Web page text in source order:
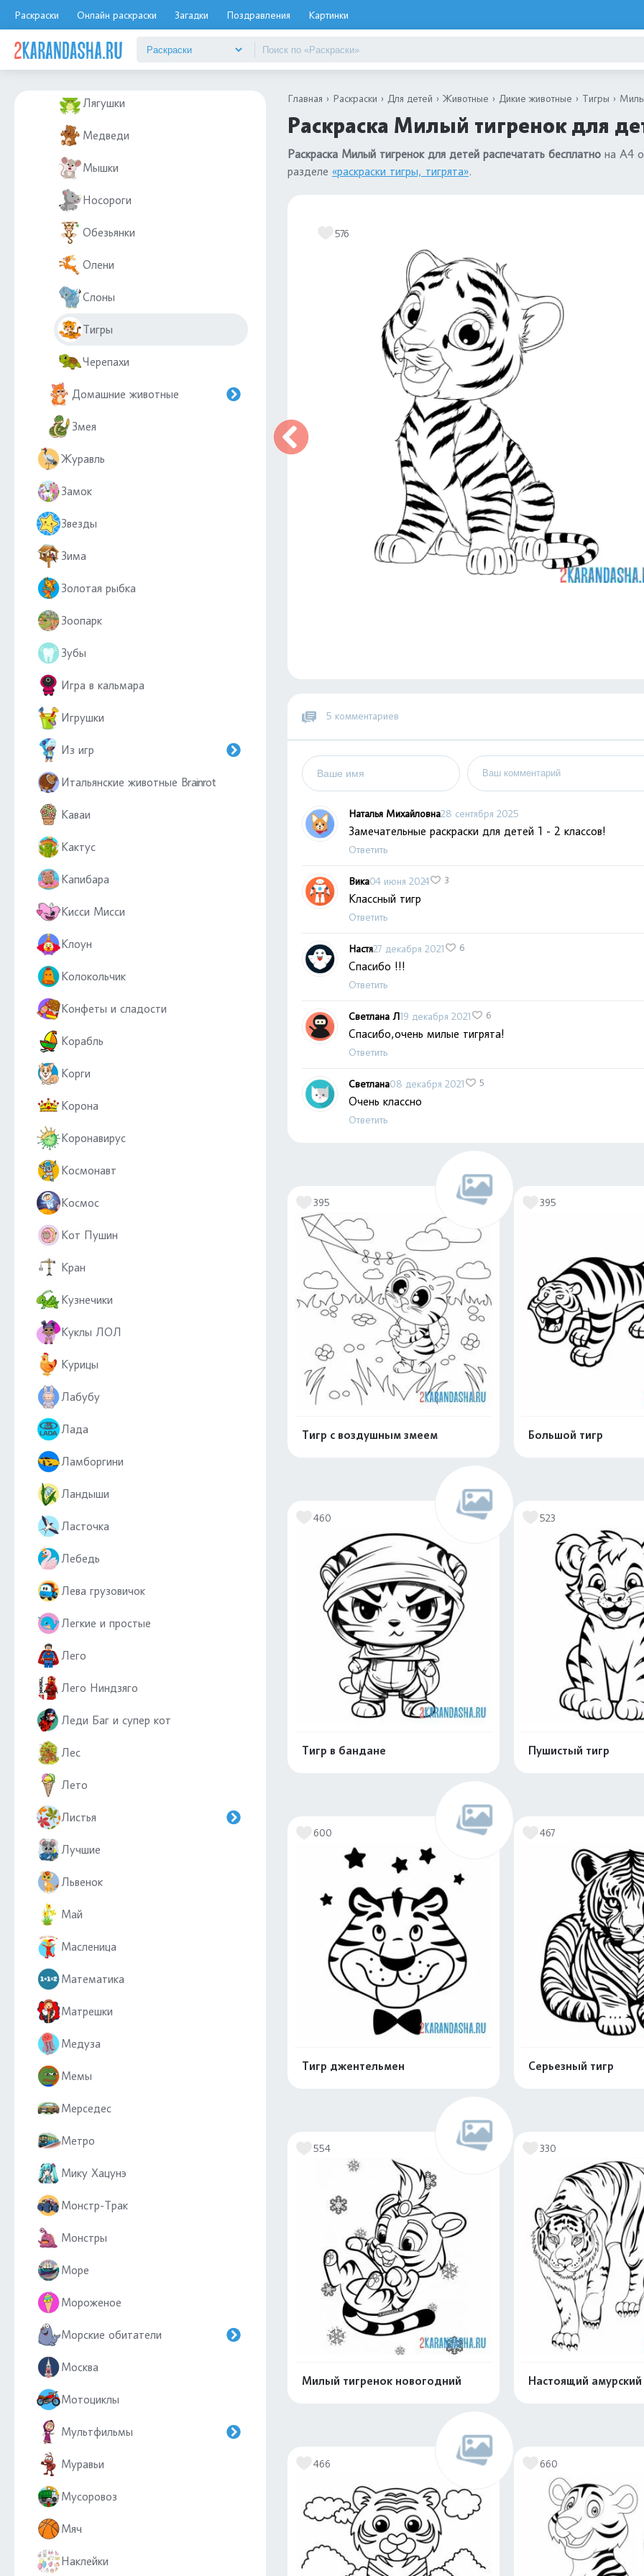
Раскраски Онлайн раскраски Загадки Поздравления Картинки
Лев
Лягушки
Медведи
Мышки
Носороги
Обезьянки
Олени
Слоны
Тигры
Черепахи
Домашние животные
Змея
Журавль
Замок
Звезды
Зима
Золотая рыбка
Зоопарк
Зубы
Игра в кальмара
Игрушки
Из игр
Итальянские животные Brainrot
Каваи
Кактус
Капибара
Кисси Мисси
Клоун
Колокольчик
Конфеты и сладости
Корабль
Корги
Корона
Коронавирус
Космонавт
Космос
Кот Пушин
Кран
Кузнечики
Куклы ЛОЛ
Курицы
Лабубу
Лада
Ламборгини
Ландыши
Ласточка
Лебедь
Лева грузовичок
Легкие и простые
Лего
Лего Ниндзяго
Леди Баг и супер кот
Лес
Лето
Листья
Лучшие
Львенок
Май
Масленица
Математика
Матрешки
Медуза
Мемы
Мерседес
Метро
Мику Хацунэ
Монстр-Трак
Монстры
Море
Мороженое
Морские обитатели
Москва
Мотоциклы
Мультфильмы
Муравьи
Мусоровоз
Мяч
Наклейки
Главная Раскраски Для детей Животные Дикие животные Тигры
Раскраска Милый тигренок для
Раскраска Милый тигренок для детей распечатать бесплатно на А4
разделе «раскраски тигры, тигрята».
576
5 комментариев
Наталья Михайловна28 сентября 2025
Замечательные раскраски для детей 1 - 2 классов!
Ответить
Вика04 июня 2024 3
Классный тигр
Ответить
Настя27 декабря 2021 6
Спасибо !!!
Ответить
Светлана Л19 декабря 2021 6
Спасибо,очень милые тигрята!
Ответить
Светлана08 декабря 2021 5
Очень классно
Ответить
395
Тигр с воздушным змеем
395
Большой тигр
460
Тигр в бандане
523
Пушистый тигр
600
Тигр джентельмен
467
Серьезный тигр
554
Милый тигренок новогодний
330
Настоящий амурский
466 660